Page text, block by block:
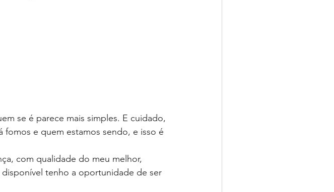
se é parece mais simples. E cuidado,
e quem estamos sendo, e isso é
com qualidade do meu melhor,
tenho a oportunidade de ser